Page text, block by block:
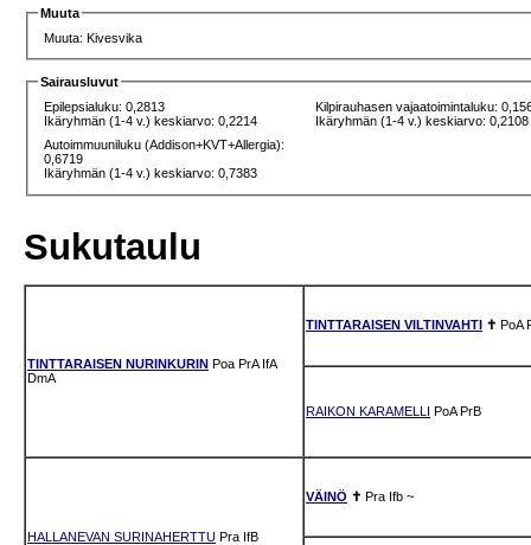
Muuta
Muuta: Kivesvika
Sairausluvut
Epilepsialuku: 0,2813
Ikäryhmän (1-4 v.) keskiarvo: 0,2214
Kilpirauhasen vajaatoimintaluku:
Ikäryhmän (1-4 v.) keskiarvo: 0,2108
Autoimmuuniluku (Addison+KVT+Allergia):
0,6719
Ikäryhmän (1-4 v.) keskiarvo: 0,7383
Sukutaulu
TINTTARAISEN NURINKURIN Poa PrA IfA
DmA
TINTTARAISEN VILTINVAHTI ✝ PoA
RAIKON KARAMELLI PoA PrB
HALLANEVAN SURINAHERTTU Pra IfB
VÄINÖ ✝ Pra Ifb ~